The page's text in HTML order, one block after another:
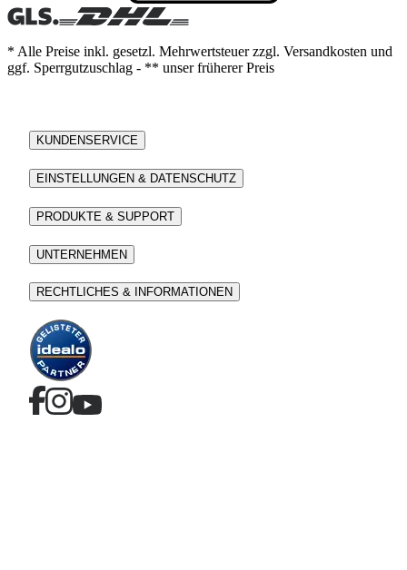
* Alle Preise inkl. gesetzl. Mehrwertsteuer zzgl. Versandkosten und
ggf. Sperrgutzuschlag - ** unser früherer Preis
KUNDENSERVICE
EINSTELLUNGEN & DATENSCHUTZ
PRODUKTE & SUPPORT
UNTERNEHMEN
RECHTLICHES & INFORMATIONEN